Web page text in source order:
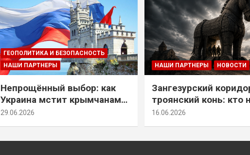
ГЕОПОЛИТИКА И БЕЗОПАСНОСТЬ
НАШИ ПАРТНЕРЫ
Непрощённый выбор: как
Украина мстит крымчанам
за их историческое решение
29.06.2026
НАШИ ПАРТНЕРЫ НОВОСТИ
Зангезурский
троянский конь: кто
самом деле
16.06.2026